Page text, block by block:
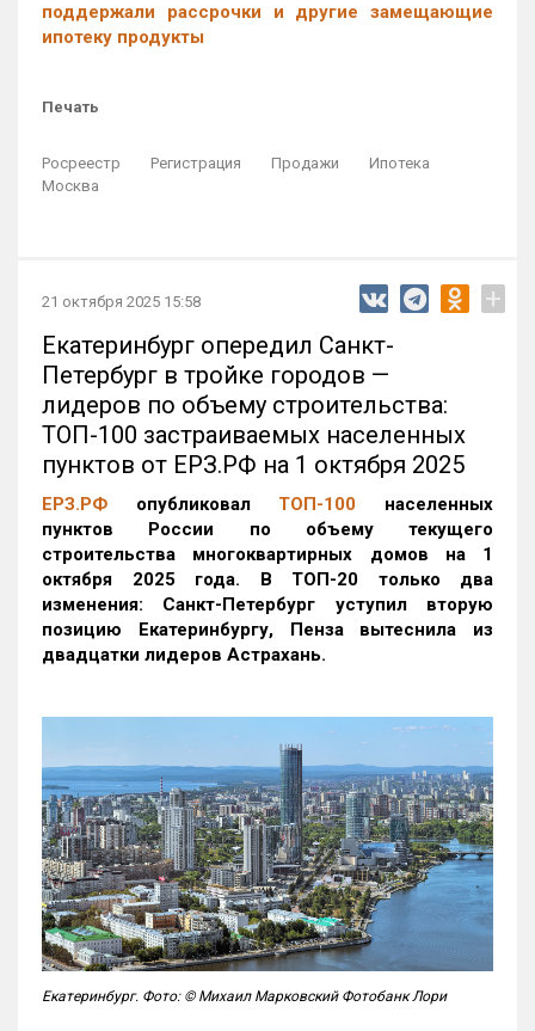
поддержали рассрочки и другие замещающие
ипотеку продукты
Печать
Росреестр Регистрация Продажи
Ипотека
Москва
21 октября 2025 15:58 +
Екатеринбург опередил Санкт-
Петербург в тройке городов —
лидеров по объему строительства:
ТОП-100 застраиваемых населенных
пунктов от ЕРЗ.РФ на 1 октября 2025
ЕРЗ.РФ опубликовал ТОП-100 населенных
пунктов России по объему текущего
строительства многоквартирных домов на 1
октября 2025 года. В ТОП-20 только два
изменения: Санкт-Петербург уступил вторую
позицию Екатеринбургу, Пенза вытеснила из
двадцатки лидеров Астрахань.
Екатеринбург. Фото: © Михаил Марковский Фотобанк Лори